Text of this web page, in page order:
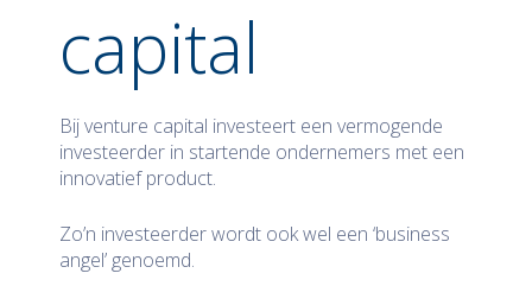
capital
Bij venture capital investeert een vermogende
investeerder in startende ondernemers met een
innovatief product.
Zo’n investeerder wordt ook wel een ‘business
angel’ genoemd.